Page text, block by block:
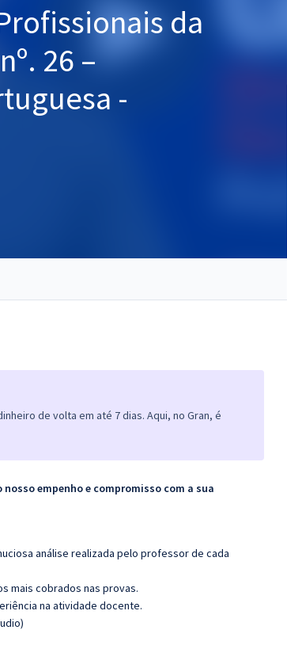
da
26 –
-
de volta em até 7 dias. Aqui, no Gran, é
empenho e compromisso com a sua
análise realizada pelo professor de cada
mais cobrados nas provas.
na atividade docente.